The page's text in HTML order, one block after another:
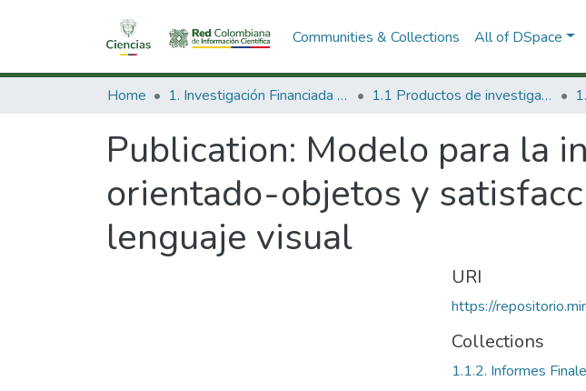
Communities & Collections All of DSpace
Home 1. Investigación Financiada con Recursos Públicos 1.1 Productos de investigación
Publication: Modelo para la
orientado-objetos y
lenguaje visual
URI
https://
Collections
1.1.2. Informes